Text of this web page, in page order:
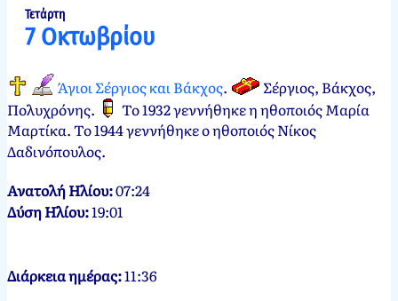
20126
Οκτωβρίου,
Τετάρτη
7 Οκτωβρίου
Άγιοι Σέργιος και Βάκχος.
Σέργιος, Βάκχος,
Πολυχρόνης.
Το 1932 γεννήθηκε η ηθοποιός Μαρία
Μαρτίκα. Το 1944 γεννήθηκε ο ηθοποιός Νίκος
Δαδινόπουλος.
Ανατολή Ηλίου:07:24
Δύση Ηλίου:19:01
Διάρκεια ημέρας:11:36